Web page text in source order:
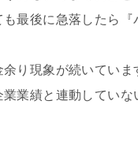
も最後に急落したら
り現象が続いていま
業績と連動していな